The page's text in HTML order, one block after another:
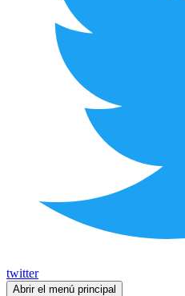
twitter
Abrir el menú principal